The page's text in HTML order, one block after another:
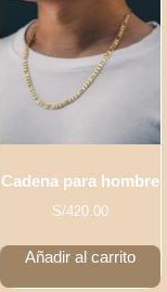
Cadena para hombre
S/420.00
Añadir al carrito